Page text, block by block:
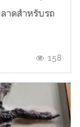
าดสำหรับรถ
158